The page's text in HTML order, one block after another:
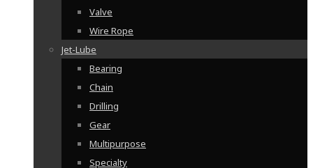
Valve
Wire Rope
Jet-Lube
Bearing
Chain
Drilling
Gear
Multipurpose
Specialty